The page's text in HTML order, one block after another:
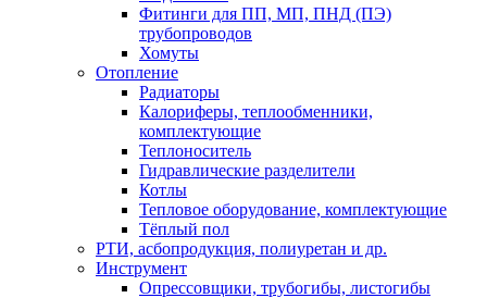
Фитинги для ПП, МП, ПНД (ПЭ)
трубопроводов
Хомуты
Отопление
Радиаторы
Калориферы, теплообменники,
комплектующие
Теплоноситель
Гидравлические разделители
Котлы
Тепловое оборудование, комплектующие
Тёплый пол
РТИ, асбопродукция, полиуретан и др.
Инструмент
Опрессовщики, трубогибы, листогибы